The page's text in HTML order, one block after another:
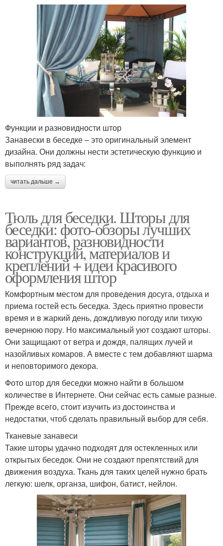
Функции и разновидности штор
Занавески в беседке – это оригинальный элемент
дизайна. Они должны нести эстетическую функцию и
выполнять ряд задач:
читать дальше →
Тюль для беседки. Шторы для
беседки: фото-обзоры лучших
вариантов, разновидности
конструкций, материалов и
креплений + идеи красивого
оформления штор
Комфортным местом для проведения досуга, отдыха и
приема гостей есть беседка. Здесь приятно провести
время и в жаркий день, дождливую погоду или тихую
вечернюю пору. Но максимальный уют создают шторы.
Они защищают от ветра и дождя, палящих лучей и
назойливых комаров. А вместе с тем добавляют шарма
и неповторимого декора.
Фото штор для беседки можно найти в большом
количестве в Интернете. Они сейчас есть самые разные.
Прежде всего, стоит изучить из достоинства и
недостатки, чтоб сделать правильный выбор для себя.
Тканевые занавеси
Такие шторы удачно подходят для остекленных или
открытых беседок. Они не создают препятствий для
движения воздуха. Ткань для таких целей нужно брать
легкую: шелк, органза, шифон, батист, нейлон.